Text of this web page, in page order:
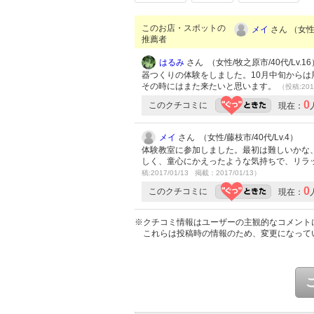
このお店・スポットの
推薦者
メイ さん （女
はるみ さん （女性/牧之原市/40代/Lv.16
器つくりの体験をしました。10月中旬から
その時にはまた来たいと思います。
（投稿
このクチコミに 現在： 0
メイ さん （女性/藤枝市/40代/Lv.4）
体験教室に参加しました。最初は難しいか
しく、童心にかえったような気持ちで、リ
稿:2017/01/13 掲載：2017/01/13）
このクチコミに 現在： 0
※クチコミ情報はユーザーの主観的なコメント
これらは投稿時の情報のため、変更になっ